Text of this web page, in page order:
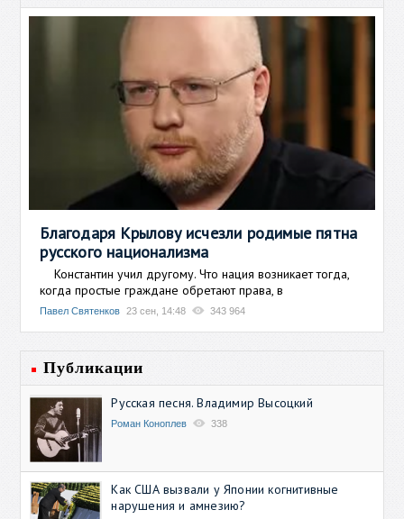
Благодаря Крылову исчезли родимые пятна
русского национализма
Константин учил другому. Что нация возникает тогда,
когда простые граждане обретают права, в
Павел Святенков 23 сен, 14:48 343 964
Публикации
Русская песня. Владимир Высоцкий
Роман Коноплев 338
Как США вызвали у Японии когнитивные
нарушения и амнезию?